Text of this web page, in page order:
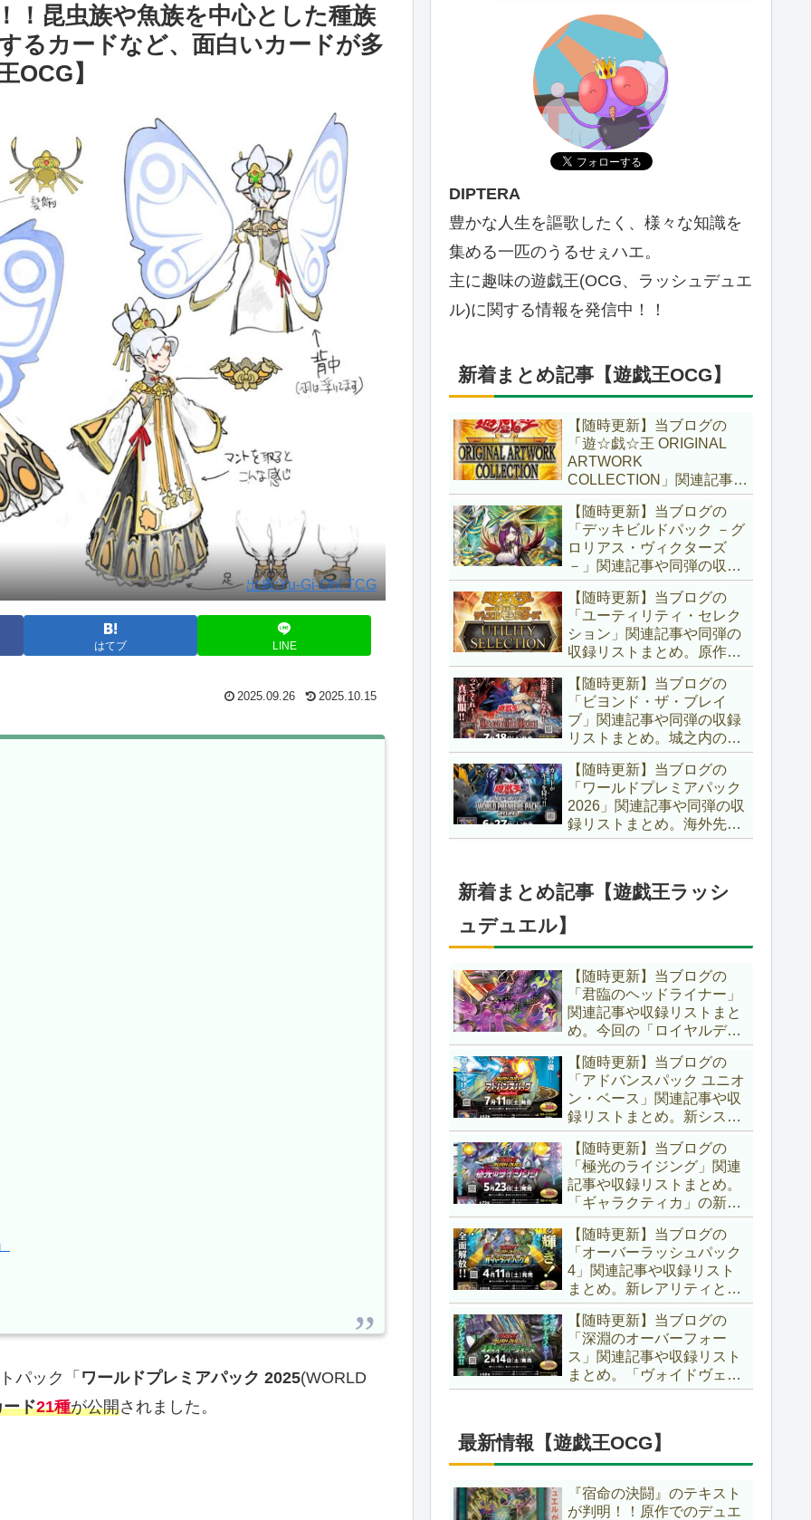
！昆虫族や魚族を中心とした種族
るカードなど、面白いカードが多
OCG】
出典:Yu-Gi-Oh! TCG
はてブ LINE
2025.09.26 2025.10.15
パック「 ワールドプレミアパック 2025(WORLD
ード21種が公開されました。
DIPTERA
豊かな人生を謳歌したく、様々な知識を
集める一匹のうるせぇハエ。
主に趣味の遊戯王(OCG、ラッシュデュエ
ル)に関する情報を発信中！！
新着まとめ記事【遊戯王OCG】
【随時更新】当ブログの
「遊☆戯☆王 ORIGINAL
ARTWORK
COLLECTION」関連記事や
同弾の収録リストまとめ。
マンガスタイルとオーバー
フレームに焦点を当てた新
商品！！また、原作のモン
スターもリメイクされてい
ます！！【遊戯王OCG】
【随時更新】当ブログの
「デッキビルドパック －グ
ロリアス・ヴィクターズ
－」関連記事や同弾の収録
リストまとめ。効果を持た
ない古のモンスターを使役
する儀式テーマ「セネト」
に加え、「レイズ・ムー
ン」や「異解△」も登
場！！【遊戯王OCG】
【随時更新】当ブログの
「ユーティリティ・セレク
ション」関連記事や同弾の
収録リストまとめ。原作の
名シーンや懐かしの人気モ
ンスターをイメージした新
規カードが多数登場！！ま
た、「ドミナス」などの豪
華再録にも注目ですね～。
【遊戯王OCG】
【随時更新】当ブログの
「ビヨンド・ザ・ブレイ
ブ」関連記事や同弾の収録
リストまとめ。城之内のカ
ードたちが『時の黒魔術
師』関連となってリメイ
ク！！さらに、「Ｄ－ＨＥ
ＲＯ」の『幽獄の時計塔』
も待望のリメイクです！！
【随時更新】当ブログの
「ワールドプレミアパック
2026」関連記事や同弾の収
録リストまとめ。海外先行
カードが例年より早く来
ージした『リビングデッド
の呼び声』関連に注目が集
新着まとめ記事【遊戯王ラッシ
ュデュエル】
【随時更新】当ブログの
「君臨のヘッドライナー」
関連記事や収録リストまと
め。今回の「ロイヤルデモ
ンズ」は相手モンスターを
リリース！！また、新テー
マとして「救惺」、「ヘル
シィ」、「ゴエゴエ」も登
場です！！【遊戯王ラッシ
ュデュエル】
【随時更新】当ブログの
「アドバンスパック ユニオ
ン・ベース」関連記事や収
録リストまとめ。新システ
ム「ユニオンフュージョ
ン」の登場により、ようや
く原作さながらの「ＸＹ
Ｚ」が使用可能となりまし
た！！【遊戯王ラッシュデ
ュエル】
【随時更新】当ブログの
「極光のライジング」関連
記事や収録リストまとめ。
「ギャラクティカ」の新た
なフュージョンモンスター
やイラスト違い、「報道」
の強化に加え、幻竜族の新
テーマ「纏竜」も登場で
す！！【遊戯王ラッシュデ
ュエル】
【随時更新】当ブログの
「オーバーラッシュパック
4」関連記事や収録リスト
まとめ。新レアリティとし
てフルオーバーラッシュレ
ア仕様が初登場！！そし
て、OCGの大人気テーマ
「霊使い」も同時に実装さ
れています！！【遊戯王ラ
【随時更新】当ブログの
「深淵のオーバーフォー
ス」関連記事や収録リスト
まとめ。「ヴォイドヴェル
グ」や「夢中」、「ラ
「コスモス姫」などの人気
テーマ強化に加え、「冥
跡」もテーマ化です！！
【遊戯王ラッシュデュエ
ル】
最新情報【遊戯王OCG】
『宿命の決闘』のテキスト
が判明！！原作でのデュエ